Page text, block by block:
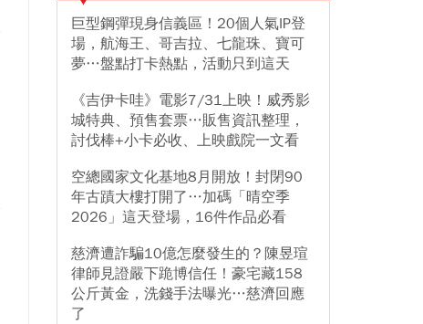
巨型鋼彈現身信義區！20個人氣IP登
場，航海王、哥吉拉、七龍珠、寶可
夢…盤點打卡熱點，活動只到這天
《吉伊卡哇》電影7/31上映！威秀影
城特典、預售套票…販售資訊整理，
討伐棒+小卡必收、上映戲院一文看
空總國家文化基地8月開放！封閉90
年古蹟大樓打開了…加碼「晴空季
2026」這天登場，16件作品必看
慈濟遭詐騙10億怎麼發生的？陳昱瑄
律師見證嚴下跪博信任！豪宅藏158
公斤黃金，洗錢手法曝光…慈濟回應
了